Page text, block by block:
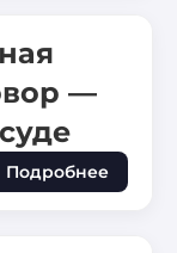
—
Подробнее